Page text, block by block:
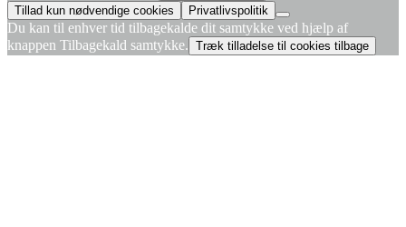
Tillad kun nødvendige cookies
Privatlivspolitik
Du kan til enhver tid tilbagekalde dit samtykke ved hjælp af
knappen Tilbagekald samtykke. Træk tilladelse til cookies tilbage